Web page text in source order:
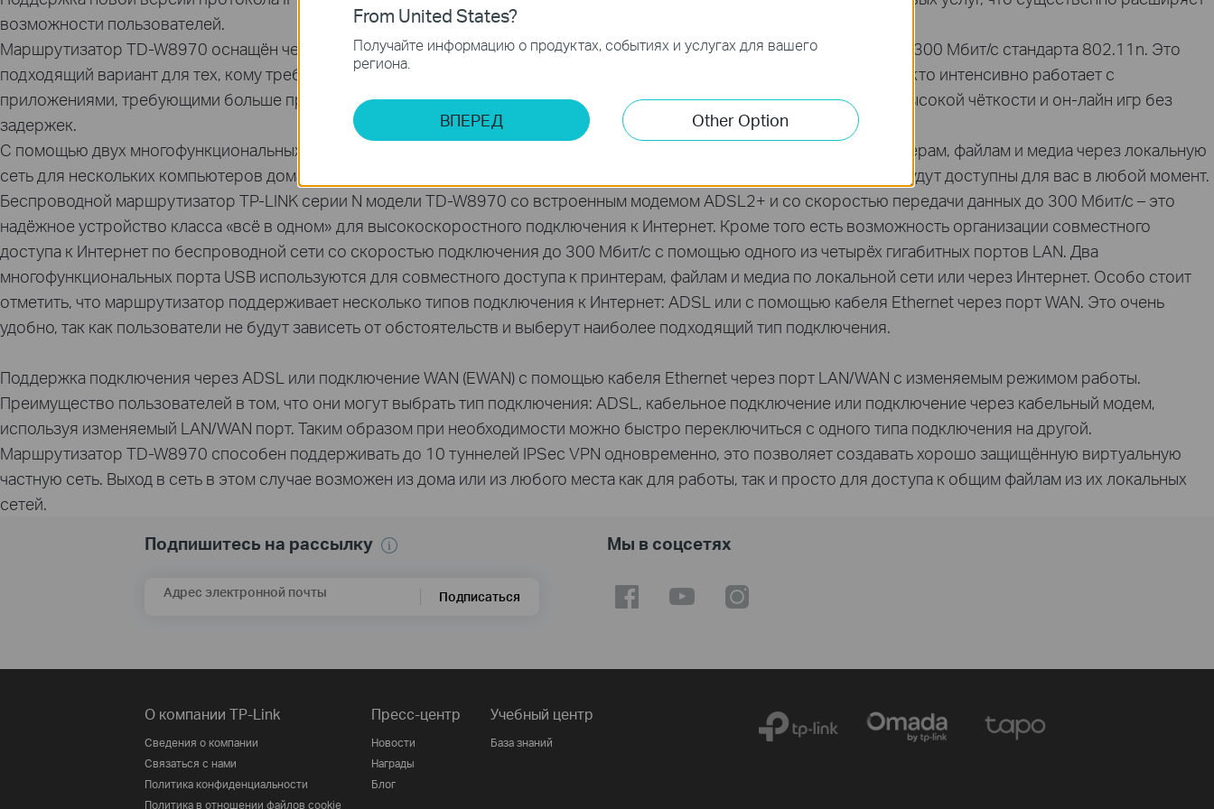
возможности пользователей.
Маршрутизатор TD-W8970 оснащён четырьмя гигабитными портами LAN и обеспечивает скорость передачи данных до 300 Мбит/с стандарта 802.11n. Это
подходящий вариант для тех, кому требуется большая скорость и высокая стабильность подключения, то есть для тех, кто интенсивно работает с
приложениями, требующими больше пропускной способности - для конференц-связи, просмотра потокового видео высокой чёткости и он-лайн игр без
задержек.
С помощью двух многофункциональных портов USB 2.0 пользователи смогут организовать совместный доступ к принтерам, файлам и медиа через локальную
сеть для нескольких компьютеров дома или за его пределами с помощью функции FTP-сервера, поэтому ваши файлы будут доступны для вас в любой момент.
Беспроводной маршрутизатор TP-LINK серии N модели TD-W8970 со встроенным модемом ADSL2+ и со скоростью передачи данных до 300 Мбит/с – это
надёжное устройство класса «всё в одном» для высокоскоростного подключения к Интернет. Кроме того есть возможность организации совместного
доступа к Интернет по беспроводной сети со скоростью подключения до 300 Мбит/с с помощью одного из четырёх гигабитных портов LAN. Два
многофункциональных порта USB используются для совместного доступа к принтерам, файлам и медиа по локальной сети или через Интернет. Особо стоит
отметить, что маршрутизатор поддерживает несколько типов подключения к Интернет: ADSL или с помощью кабеля Ethernet через порт WAN. Это очень
удобно, так как пользователи не будут зависеть от обстоятельств и выберут наиболее подходящий тип подключения.
Поддержка подключения через ADSL или подключение WAN (EWAN) с помощью кабеля Ethernet через порт LAN/WAN с изменяемым режимом работы.
Преимущество пользователей в том, что они могут выбрать тип подключения: ADSL, кабельное подключение или подключение через кабельный модем,
используя изменяемый LAN/WAN порт. Таким образом при необходимости можно быстро переключиться с одного типа подключения на другой.
Маршрутизатор TD-W8970 способен поддерживать до 10 туннелей IPSec VPN одновременно, это позволяет создавать хорошо защищённую виртуальную
частную сеть. Выход в сеть в этом случае возможен из дома или из любого места как для работы, так и просто для доступа к общим файлам из их локальных
сетей.
Подпишитесь на рассылку
Адрес электронной почты Подписаться
Мы в соцсетях
О компании TP-Link
Сведения о компании
Связаться с нами
Политика конфиденциальности
Политика в отношении файлов cookie
Пресс-центр
Новости
Награды
Блог
Учебный центр
База знаний
From United States?
Получайте информацию о продуктах, событиях и услугах для вашего
региона.
ВПЕРЕД Other Option